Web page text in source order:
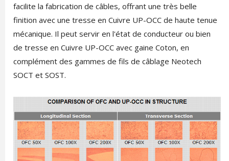
facilite la fabrication de câbles, offrant une très belle
finition avec une tresse en Cuivre UP-OCC de haute tenue
mécanique. Il peut servir en l'état de conducteur ou bien
de tresse en Cuivre UP-OCC avec gaine Coton, en
complément des gammes de fils de câblage Neotech
SOCT et SOST.